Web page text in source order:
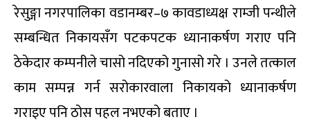
रेसुङ्गा नगरपालिका वडानम्बर–७ कावडाध्यक्ष राम्जी पन्थीले
सम्बन्धित निकायसँग पटकपटक ध्यानाकर्षण गराए पनि
ठेकेदार कम्पनीले चासो नदिएको गुनासो गरे । उनले तत्काल
काम सम्पन्न गर्न सरोकारवाला निकायको ध्यानाकर्षण
गराइए पनि ठोस पहल नभएको बताए ।